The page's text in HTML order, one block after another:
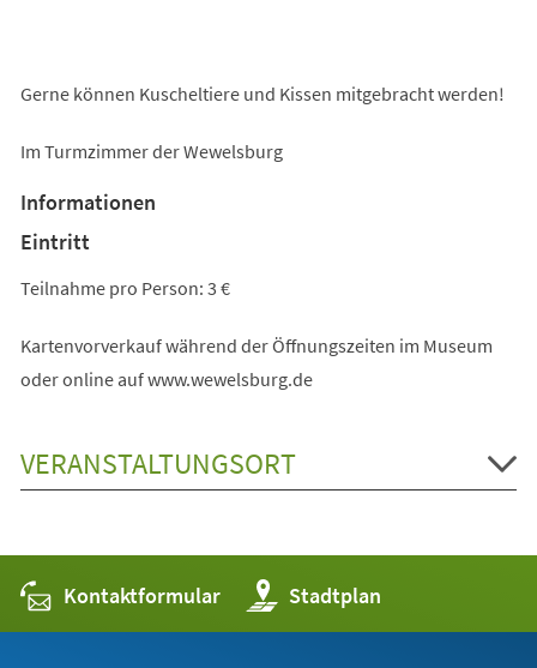
Gerne können Kuscheltiere und Kissen mitgebracht werden!
Im Turmzimmer der Wewelsburg
Informationen
Eintritt
Teilnahme pro Person: 3 €
Kartenvorverkauf während der Öffnungszeiten im Museum
oder online auf www.wewelsburg.de
VERANSTALTUNGSORT
Kontaktformular Stadtplan
(Öffnet
in
einem